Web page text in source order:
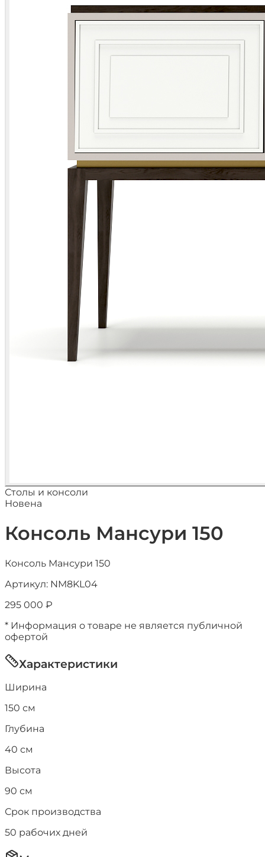
Столы и консоли
Новена
Консоль Мансури 150
Консоль Мансури 150
Артикул: NM8KL04
295 000 ₽
* Информация о товаре не является публичной
офертой
Характеристики
Ширина
150 см
Глубина
40 см
Высота
90 см
Срок производства
50 рабочих дней